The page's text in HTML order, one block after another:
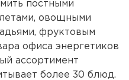
постными
овощными
фруктовым
офиса энергетиков
ассортимент
более 30 блюд.